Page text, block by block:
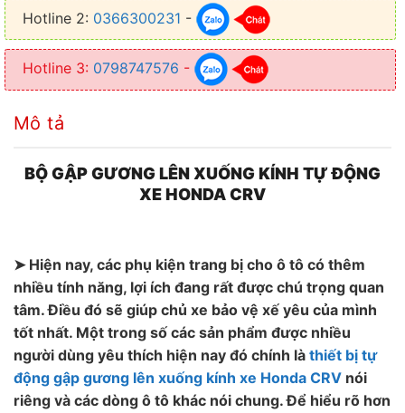
Hotline 2: 0366300231 -
Hotline 3: 0798747576 -
Mô tả
BỘ GẬP GƯƠNG LÊN XUỐNG KÍNH TỰ ĐỘNG
XE HONDA CRV
➤ Hiện nay, các phụ kiện trang bị cho ô tô có thêm
nhiều tính năng, lợi ích đang rất được chú trọng quan
tâm. Điều đó sẽ giúp chủ xe bảo vệ xế yêu của mình
tốt nhất. Một trong số các sản phẩm được nhiều
người dùng yêu thích hiện nay đó chính là thiết bị tự
động gập gương lên xuống kính xe Honda CRV nói
riêng và các dòng ô tô khác nói chung. Để hiểu rõ hơn